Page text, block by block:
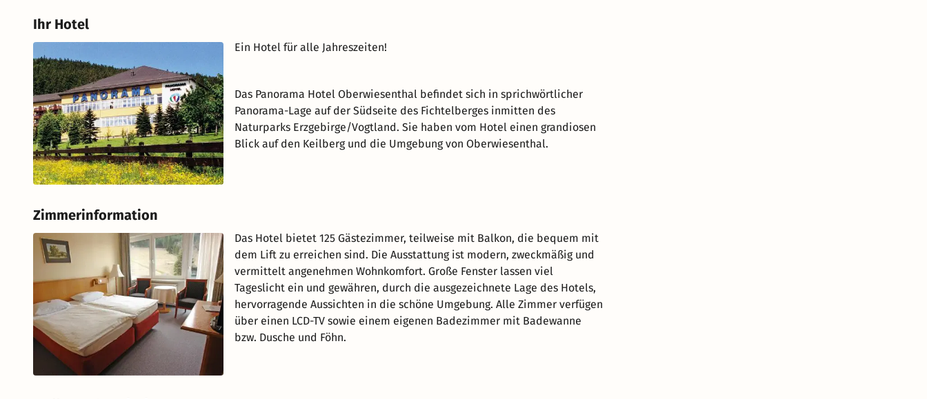
Ihr Hotel
Ein Hotel für alle Jahreszeiten!
Das Panorama Hotel Oberwiesenthal befindet sich in sprichwörtlicher
Panorama-Lage auf der Südseite des Fichtelberges inmitten des
Naturparks Erzgebirge/Vogtland. Sie haben vom Hotel einen grandiosen
Blick auf den Keilberg und die Umgebung von Oberwiesenthal.
Zimmerinformation
Das Hotel bietet 125 Gästezimmer, teilweise mit Balkon, die bequem mit
dem Lift zu erreichen sind. Die Ausstattung ist modern, zweckmäßig und
vermittelt angenehmen Wohnkomfort. Große Fenster lassen viel
Tageslicht ein und gewähren, durch die ausgezeichnete Lage des Hotels,
hervorragende Aussichten in die schöne Umgebung. Alle Zimmer verfügen
über einen LCD-TV sowie einem eigenen Badezimmer mit Badewanne
bzw. Dusche und Föhn.